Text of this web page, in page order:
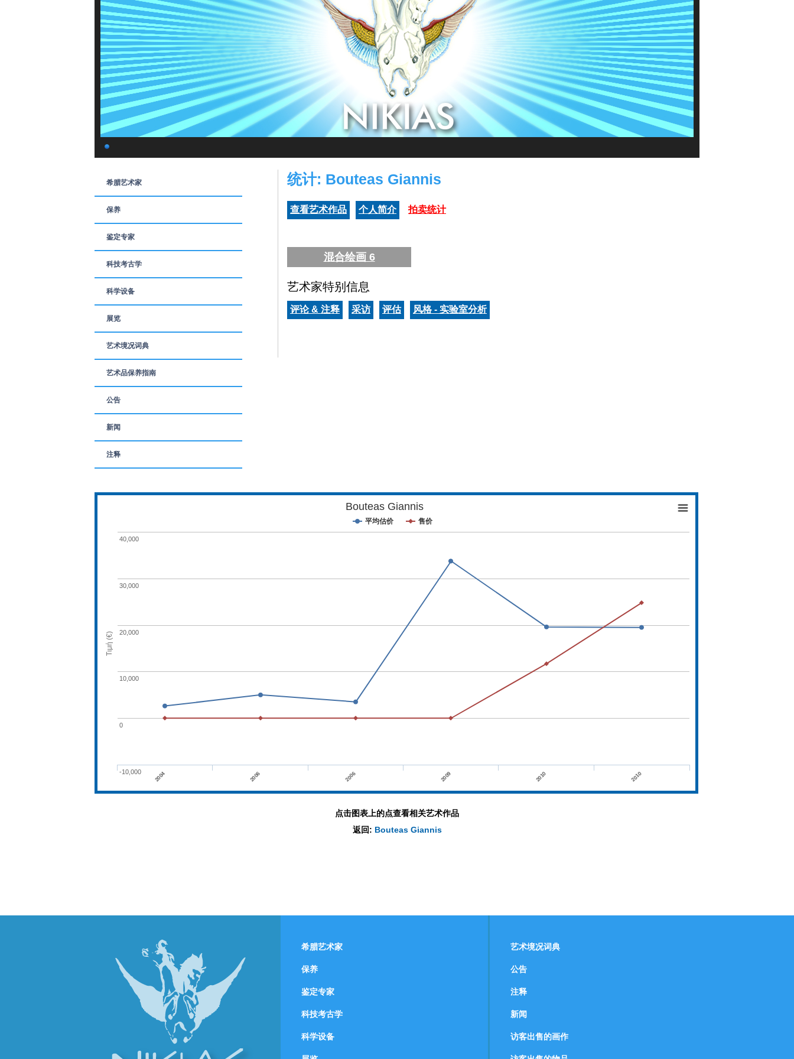
希腊艺术家
保养
鉴定专家
科技考古学
科学设备
展览
艺术境况词典
艺术品保养指南
公告
新闻
注释
统计: Bouteas Giannis
查看艺术作品 个人简介 拍卖统计
混合绘画 6
艺术家特别信息
评论 & 注释 采访 评估 风格 - 实验室分析
Τιμή (€)
Bouteas Giannis
平均估价 售价
2004 2006 2006 2009 2010 2010
0
10,000
20,000
30,000
40,000
-10,000
点击图表上的点查看相关艺术作品
返回: Bouteas Giannis
希腊艺术家
保养
鉴定专家
科技考古学
科学设备
艺术境况词典
公告
注释
新闻
访客出售的画作